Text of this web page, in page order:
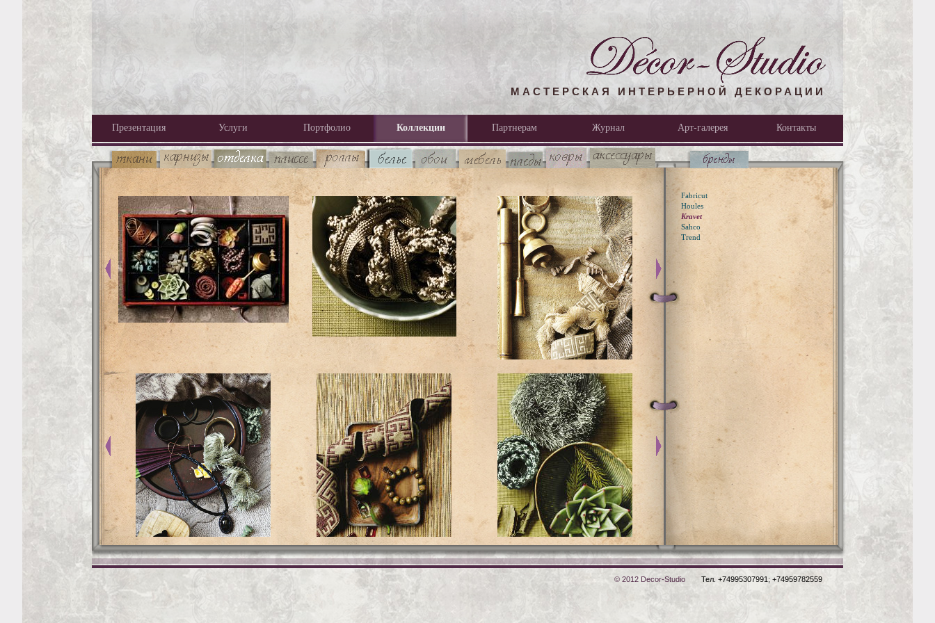
МАСТЕРСКАЯ ИНТЕРЬЕРНОЙ ДЕКОРАЦИИ
Презентация Услуги Портфолио Коллекции Партнерам Журнал Арт-галерея Контакты
kravet10.jpg
kravet11.jpg kravet06.jpg kravet07.jpg
Fabricut
Houles
Kravet
Sahco
Trend
© 2012 Decor-Studio Тел. +74995307991; +74959782559